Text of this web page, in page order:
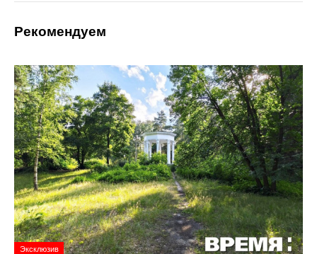
Рекомендуем
Эксклюзив